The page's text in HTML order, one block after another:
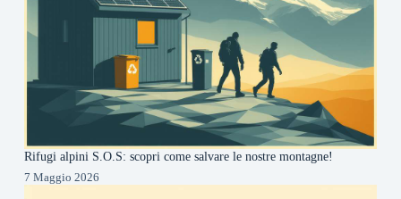
Rifugi alpini S.O.S: scopri come salvare le nostre montagne!
7 Maggio 2026